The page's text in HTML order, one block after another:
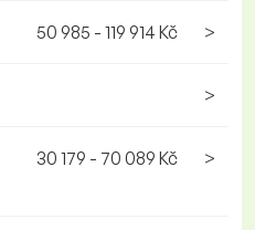
50 985 - 119 914 Kč >
>
30 179 - 70 089 Kč >